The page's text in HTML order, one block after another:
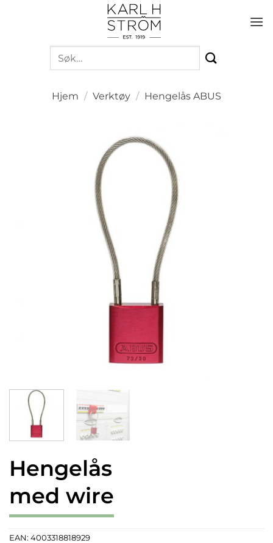
Søk
etter:
Hjem / Verktøy / Hengelås ABUS
Hengelås
med wire
EAN: 4003318818929